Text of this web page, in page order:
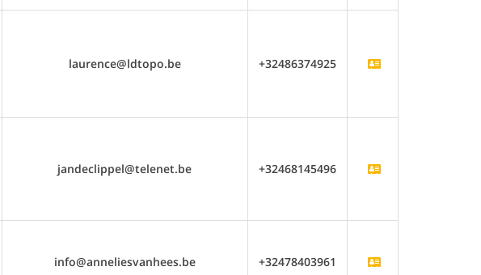
laurence@ldtopo.be +32486374925
jandeclippel@telenet.be +32468145496
info@anneliesvanhees.be +32478403961